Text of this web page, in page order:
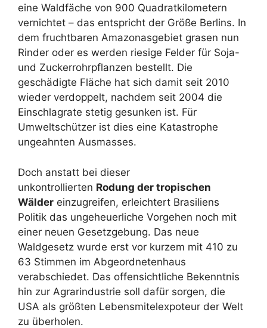
eine Waldfäche von 900 Quadratkilometern
vernichtet – das entspricht der Größe Berlins. In
dem fruchtbaren Amazonasgebiet grasen nun
Rinder oder es werden riesige Felder für Soja-
und Zuckerrohrpflanzen bestellt. Die
geschädigte Fläche hat sich damit seit 2010
wieder verdoppelt, nachdem seit 2004 die
Einschlagrate stetig gesunken ist. Für
Umweltschützer ist dies eine Katastrophe
ungeahnten Ausmasses.
Doch anstatt bei dieser
unkontrollierten Rodung der tropischen
Wälder einzugreifen, erleichtert Brasiliens
Politik das ungeheuerliche Vorgehen noch mit
einer neuen Gesetzgebung. Das neue
Waldgesetz wurde erst vor kurzem mit 410 zu
63 Stimmen im Abgeordnetenhaus
verabschiedet. Das offensichtliche Bekenntnis
hin zur Agrarindustrie soll dafür sorgen, die
USA als größten Lebensmitelexpoteur der Welt
zu überholen.